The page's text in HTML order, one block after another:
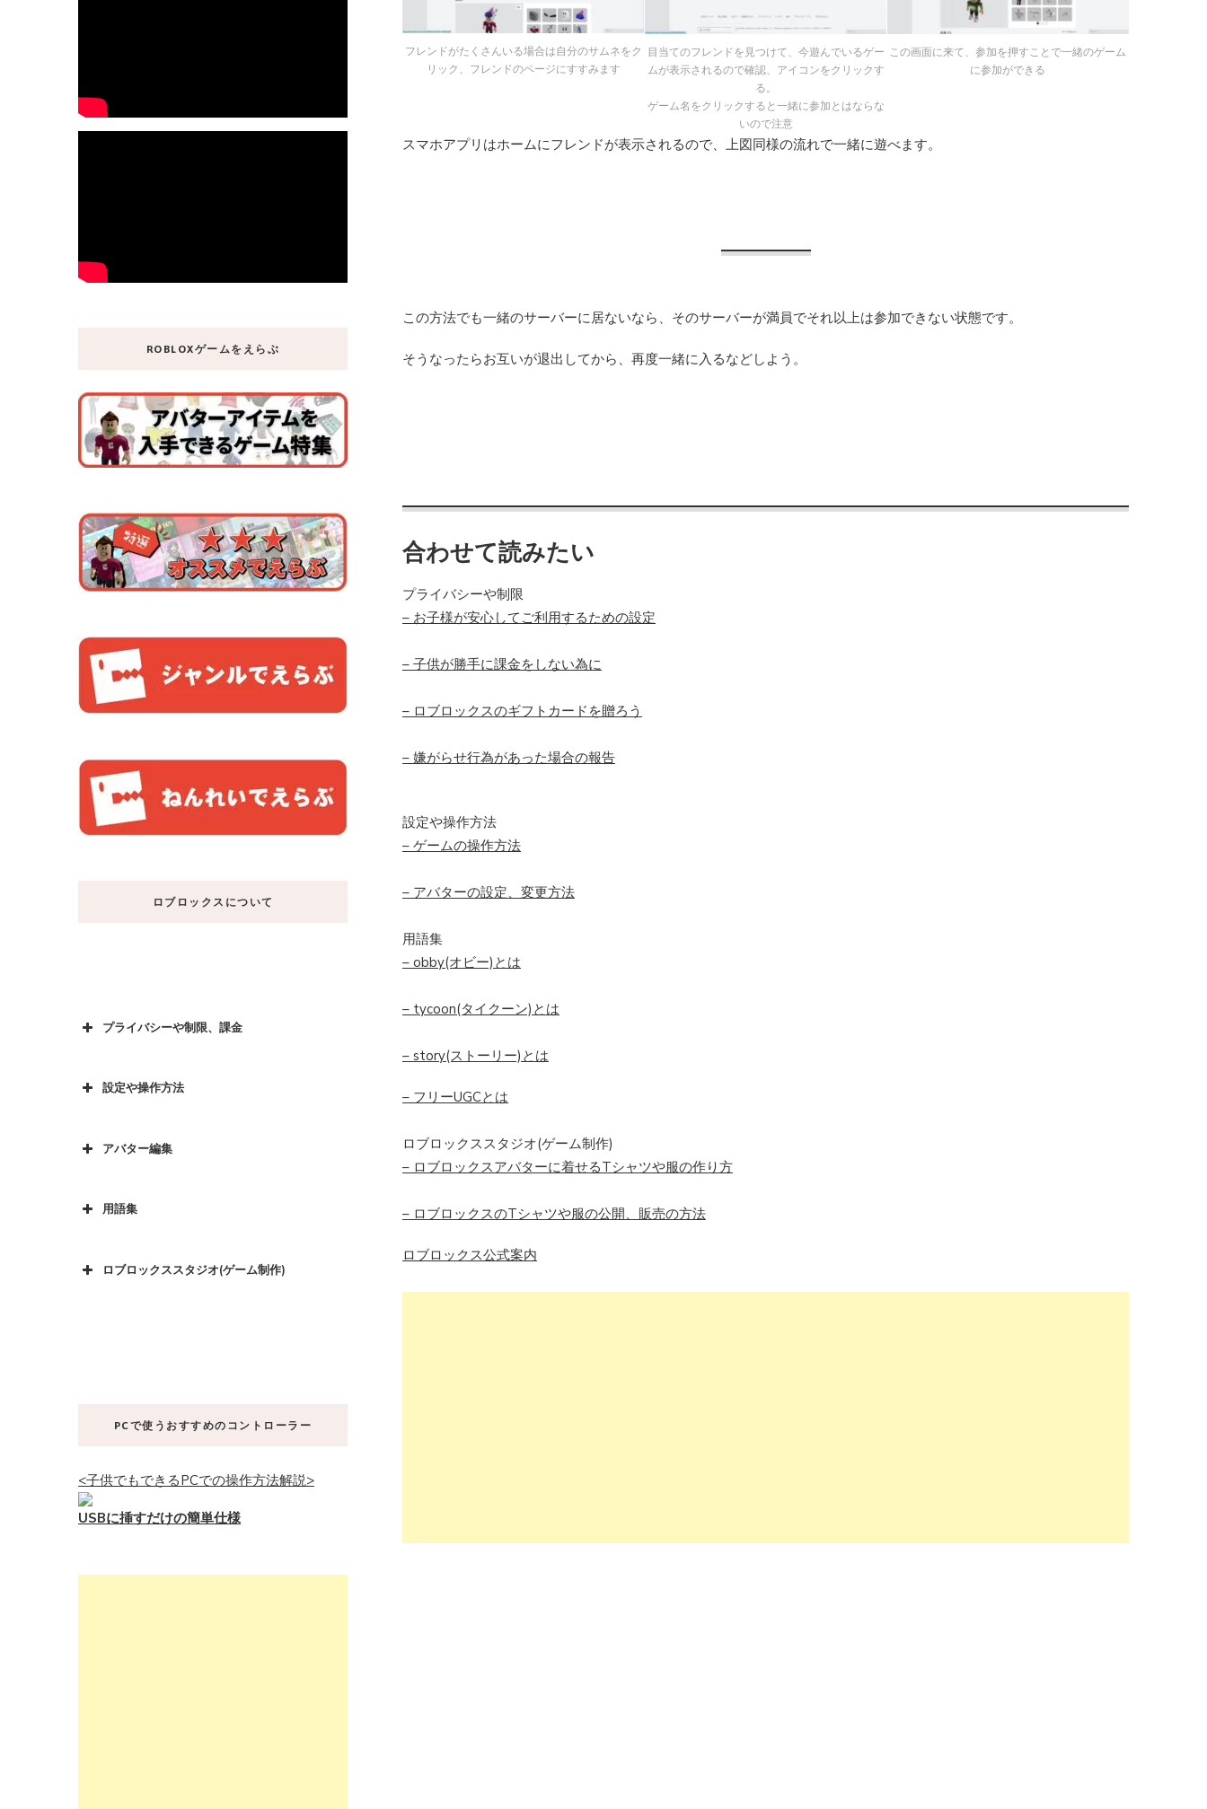
フレンドがたくさんいる場合は自分のサムネをク
リック、フレンドのページにすすみます
目当てのフレンドを見つけて、今遊んでいるゲー
ムが表示されるので確認、アイコンをクリックす
る。
ゲーム名をクリックすると一緒に参加とはならな
いので注意
この画面に来て、参加を押すことで一緒のゲーム
に参加ができる
スマホアプリはホームにフレンドが表示されるので、上図同様の流れで一緒に遊べます。
この方法でも一緒のサーバーに居ないなら、そのサーバーが満員でそれ以上は参加できない状態です。
そうなったらお互いが退出してから、再度一緒に入るなどしよう。
合わせて読みたい
プライバシーや制限
– お子様が安心してご利用するための設定
– 子供が勝手に課金をしない為に
– ロブロックスのギフトカードを贈ろう
– 嫌がらせ行為があった場合の報告
設定や操作方法
– ゲームの操作方法
– アバターの設定、変更方法
用語集
– obby(オビー)とは
– tycoon(タイクーン)とは
– story(ストーリー)とは
– フリーUGCとは
ロブロックススタジオ(ゲーム制作)
– ロブロックスアバターに着せるTシャツや服の作り方
– ロブロックスのTシャツや服の公開、販売の方法
ロブロックス公式案内
ROBLOXゲームをえらぶ
ロブロックスについて
プライバシーや制限、課金
設定や操作方法
アバター編集
用語集
ロブロックススタジオ(ゲーム制作)
PCで使うおすすめのコントローラー
<子供でもできるPCでの操作方法解説>
USBに挿すだけの簡単仕様